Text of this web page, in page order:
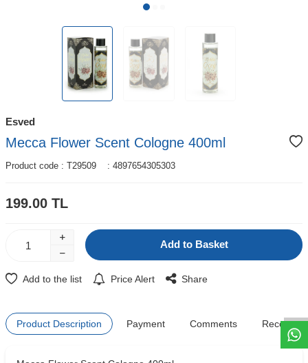
Esved
Mecca Flower Scent Cologne 400ml
Product code : T29509 : 4897654305303
199.00 TL
Add to Basket
Add to the list Price Alert Share
Product Description Payment Comments